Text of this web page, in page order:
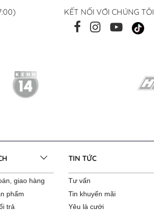
KẾT NỐI VỚI CHÚNG TÔI
giao hàng
phẩm
trả
TIN TỨC
Tư vấn
Tin khuyến mãi
Yêu là cưới